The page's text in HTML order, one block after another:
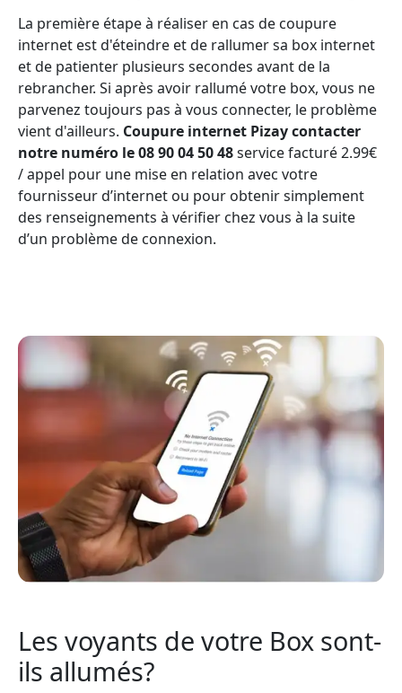
La première étape à réaliser en cas de coupure
internet est d'éteindre et de rallumer sa box internet
et de patienter plusieurs secondes avant de la
rebrancher. Si après avoir rallumé votre box, vous ne
parvenez toujours pas à vous connecter, le problème
vient d'ailleurs. Coupure internet Pizay contacter
notre numéro le 08 90 04 50 48service facturé 2.99€
/ appel pour une mise en relation avec votre
fournisseur d’internet ou pour obtenir simplement
des renseignements à vérifier chez vous à la suite
d’un problème de connexion.
Les voyants de votre Box sont-
ils allumés?